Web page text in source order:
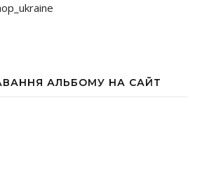
АЛЬБОМУ НА САЙТ